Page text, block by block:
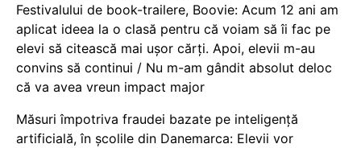
Festivalului de book-trailere, Boovie: Acum 12 ani am
aplicat ideea la o clasă pentru că voiam să îi fac pe
elevi să citească mai ușor cărți. Apoi, elevii m-au
convins să continui / Nu m-am gândit absolut deloc
că va avea vreun impact major
Măsuri împotriva fraudei bazate pe inteligență
artificială, în școlile din Danemarca: Elevii vor